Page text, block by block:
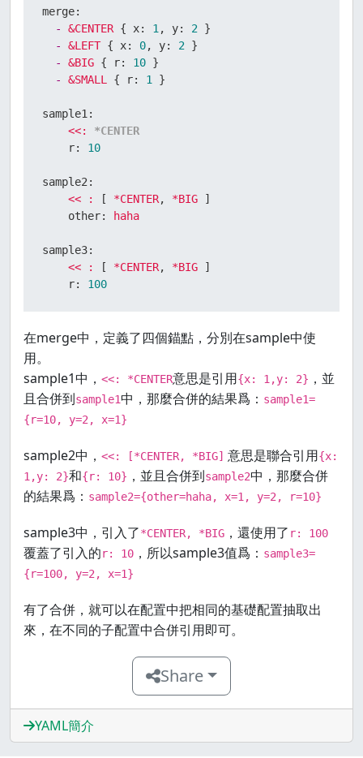
merge:
-
&CENTER { x: 1 , y: 2 }
-
&LEFT { x: 0, y: 2 }
-
&BIG { r: 10 }
-
&SMALL { r: 1 }
sample1:
<<:
*CENTER
r:
10
sample2:
<<
: [ *CENTER, *BIG ]
other:
haha
sample3:
<<
: [ *CENTER, *BIG ]
r:
100
在merge中，定義了四個錨點，分別在sample中使
用。
sample1中， <<: *CENTER意思是引用{x: 1,y: 2} ，並
且合併到sample1中，那麼合併的結果爲： sample1=
{r=10, y=2, x=1}
sample2中， <<: [*CENTER, *BIG] 意思是聯合引用{x:
1,y: 2}和{r: 10} ，並且合併到sample2中，那麼合併
的結果爲： sample2={other=haha, x=1, y=2, r=10}
sample3中，引入了*CENTER, *BIG ，還使用了 r: 100
覆蓋了引入的r: 10 ，所以sample3值爲： sample3=
{r=100, y=2, x=1}
有了合併，就可以在配置中把相同的基礎配置抽取出
來，在不同的子配置中合併引用即可。
Share
YAML簡介